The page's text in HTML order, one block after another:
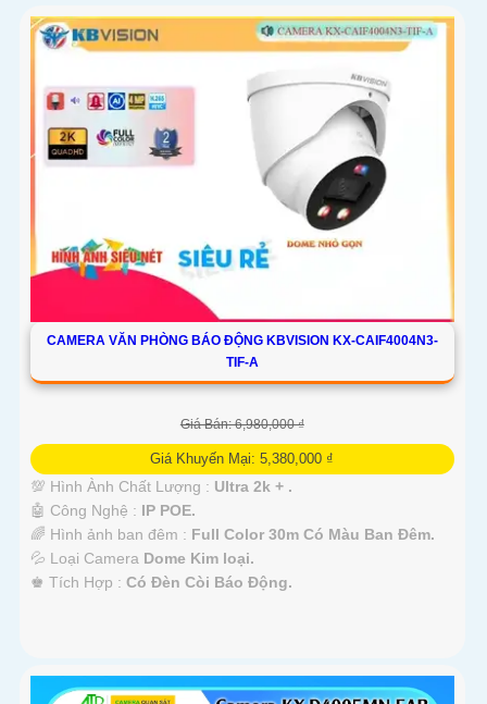
CAMERA VĂN PHÒNG BÁO ĐỘNG KBVISION KX-CAIF4004N3-
TIF-A
Giá Bán: 6,980,000 ₫
Giá Khuyến Mại: 5,380,000 ₫
💯 Hình Ành Chất Lượng : Ultra 2k + .
🤖️ Công Nghệ : IP POE.
🌈 Hình ảnh ban đêm : Full Color 30m Có Màu Ban Ðêm.
💦 Loại Camera Dome Kim loại.
️♚ Tích Hợp : Có Ðèn Còi Báo Động.